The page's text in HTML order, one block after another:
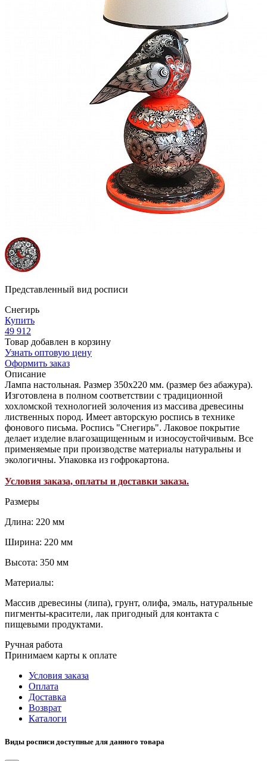
Представленный вид росписи
Снегирь
Купить
49 912
Товар добавлен в корзину
Узнать оптовую цену
Оформить заказ
Описание
Лампа настольная. Размер 350х220 мм. (размер без абажура).
Изготовлена в полном соответствии с традиционной
хохломской технологией золочения из массива древесины
лиственных пород. Имеет авторскую роспись в технике
фонового письма. Роспись "Снегирь". Лаковое покрытие
делает изделие влагозащищенным и износоустойчивым. Все
применяемые при производстве материалы натуральны и
экологичны. Упаковка из гофрокартона.
Условия заказа, оплаты и доставки заказа.
Размеры
Длина: 220 мм
Ширина: 220 мм
Высота: 350 мм
Материалы:
Массив древесины (липа), грунт, олифа, эмаль, натуральные
пигменты-красители, лак пригодный для контакта с
пищевыми продуктами.
Ручная работа
Принимаем карты к оплате
Условия заказа
Оплата
Доставка
Возврат
Каталоги
Виды росписи доступные для данного товара